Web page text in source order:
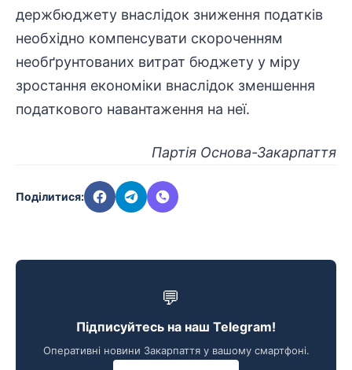
держбюджету внаслідок зниження податків
необхідно компенсувати скороченням
необґрунтованих витрат бюджету у міру
зростання економіки внаслідок зменшення
податкового навантаження на неї.
Партія Основа-Закарпаття
Поділитися:
💬
Підписуйтесь на наш Telegram!
Оперативні новини Закарпаття у вашому смартфоні.